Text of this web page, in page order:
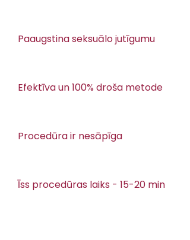
Paaugstina seksuālo jutīgumu​
Efektīva un 100% droša metode​
Procedūra ir nesāpīga​
Īss procedūras laiks - 15-20 min